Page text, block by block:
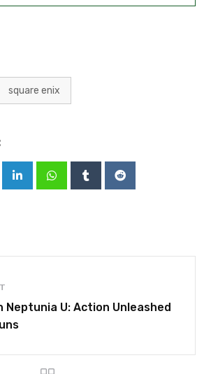
square enix
Neptunia U: Action Unleashed